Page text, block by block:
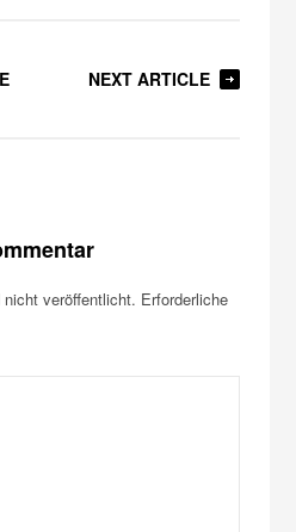
NEXT ARTICLE
veröffentlicht. Erforderliche